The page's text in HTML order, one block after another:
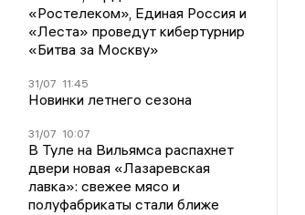
«Ростелеком», Единая Россия и
«Леста» проведут кибертурнир
«Битва за Москву»
31/07 11:45
Новинки летнего сезона
31/07 10:07
В Туле на Вильямса распахнет
двери новая «Лазаревская
лавка»: свежее мясо и
полуфабрикаты стали ближе